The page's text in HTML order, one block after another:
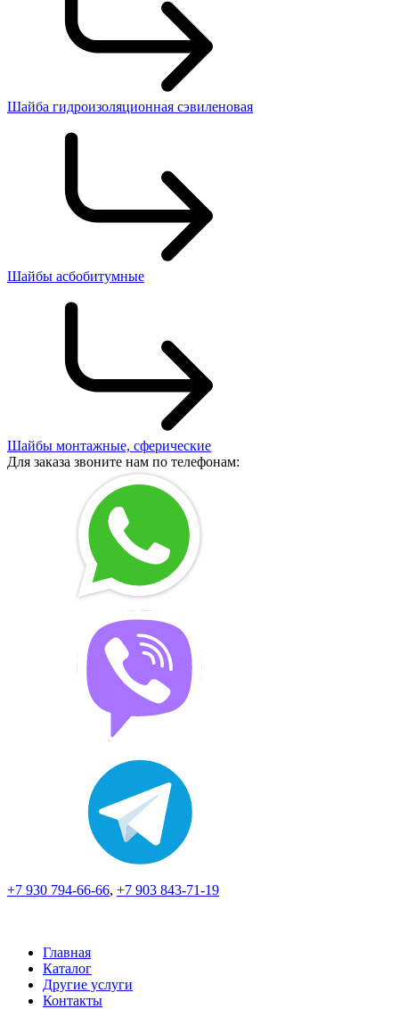
Шайба гидроизоляционная сэвиленовая
Шайбы асбобитумные
Шайбы монтажные, сферические
Для заказа звоните нам по телефонам:
+7 930 794-66-66, +7 903 843-71-19
Главная
Каталог
Другие услуги
Контакты